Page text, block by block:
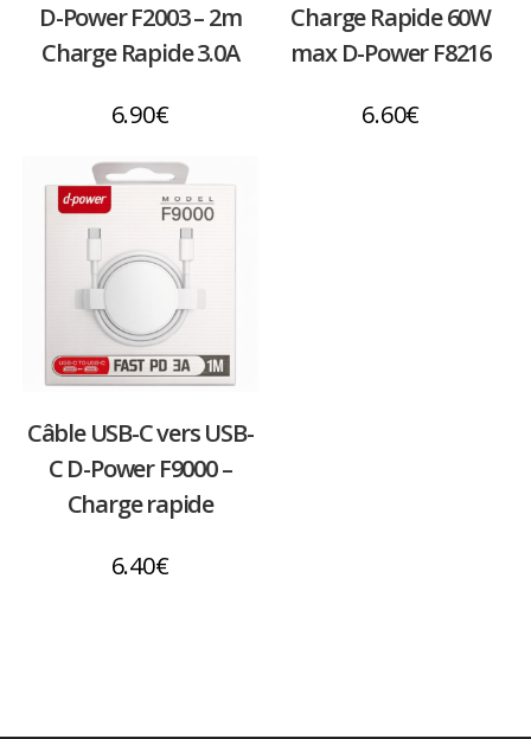
D-Power F2003 – 2m
Charge Rapide 3.0A
6.90€
Charge Rapide 60W
max D-Power F8216
6.60€
Câble USB-C vers USB-
C D-Power F9000 –
Charge rapide
6.40€